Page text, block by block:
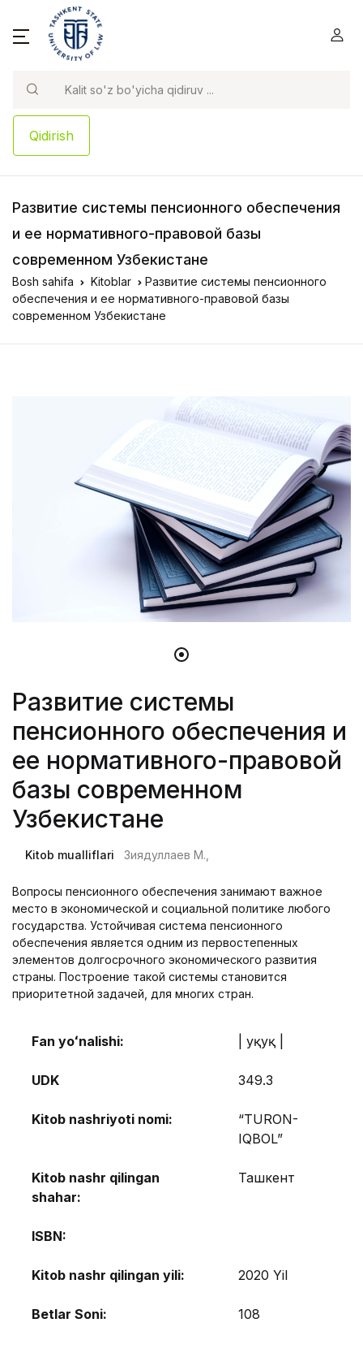
Qidirish
Развитие системы пенсионного обеспечения
и ее нормативного-правовой базы
современном Узбекистане
Bosh sahifa Kitoblar
Развитие системы пенсионного
обеспечения и ее нормативного-правовой базы
современном Узбекистане
Развитие системы
пенсионного обеспечения и
ее нормативного-правовой
базы современном
Узбекистане
Kitob mualliflari Зиядуллаев М.,
Вопросы пенсионного обеспечения занимают важное
место в экономической и социальной политике любого
государства. Устойчивая система пенсионного
обеспечения является одним из первостепенных
элементов долгосрочного экономического развития
страны. Построение такой системы становится
приоритетной задачей, для многих стран.
Fan yoʻnalishi: | Ҳуқуқ |
UDK 349.3
Kitob nashriyoti nomi:
“TURON-
IQBOL”
Kitob nashr qilingan
shahar:
Ташкент
ISBN:
Kitob nashr qilingan yili: 2020 Yil
Betlar Soni: 108